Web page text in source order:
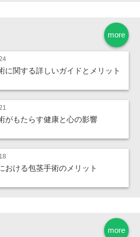
more
に関する詳しいガイドとメリット
がもたらす健康と心の影響
おける包茎手術のメリット
more